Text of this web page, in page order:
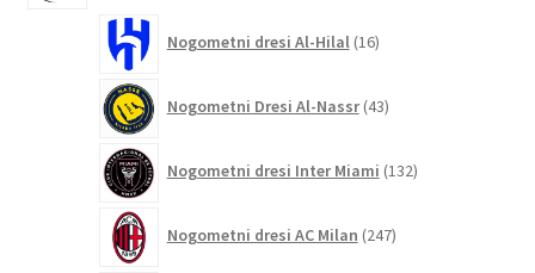
Nogometni dresi Al-Hilal 16izdelkov
Nogometni Dresi Al-Nassr 43izdelkov
Nogometni dresi Inter Miami 132izdelkov
Nogometni dresi AC Milan 247izdelkov